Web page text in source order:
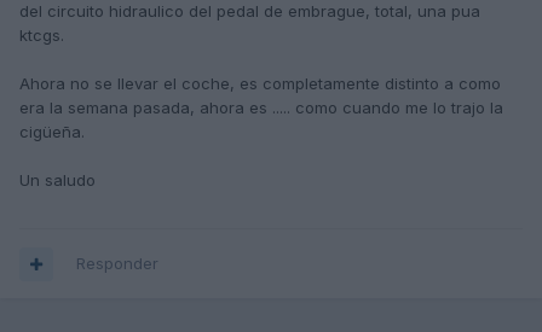
del circuito hidraulico del pedal de embrague, total, una pua
ktcgs.
Ahora no se llevar el coche, es completamente distinto a como
era la semana pasada, ahora es ..... como cuando me lo trajo la
cigüeña.
Un saludo
Responder